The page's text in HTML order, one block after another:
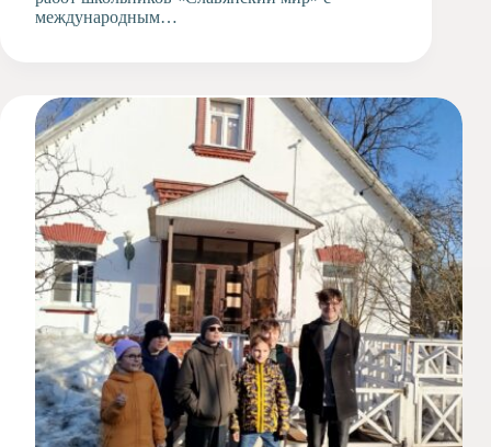
международным…